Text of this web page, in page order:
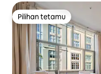
Pilihan tetamu
Pilihan tetamu